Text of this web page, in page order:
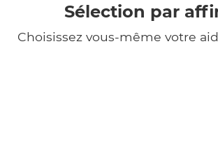
Sélection par
Choisissez vous-même votre